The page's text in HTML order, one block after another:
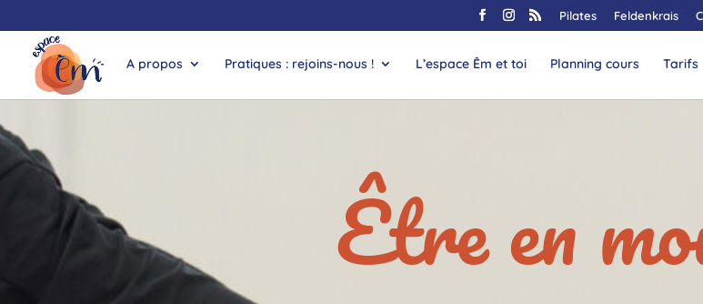
Pilates Feldenkrais
A propos Pratiques : rejoins-nous ! L’espace Êm et toi Planning cours Tarifs
Être en